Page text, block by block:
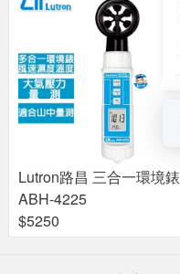
Lutron路昌 三合一環境錶
ABH-4225
$5250